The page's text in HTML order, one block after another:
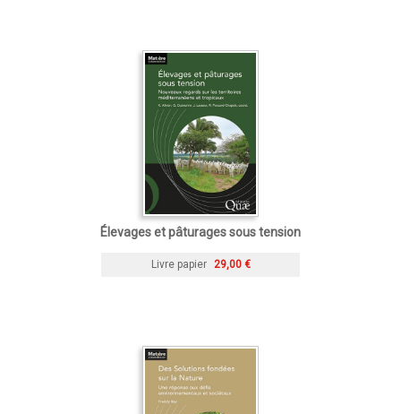
Élevages et pâturages sous tension
Livre papier 29,00 €